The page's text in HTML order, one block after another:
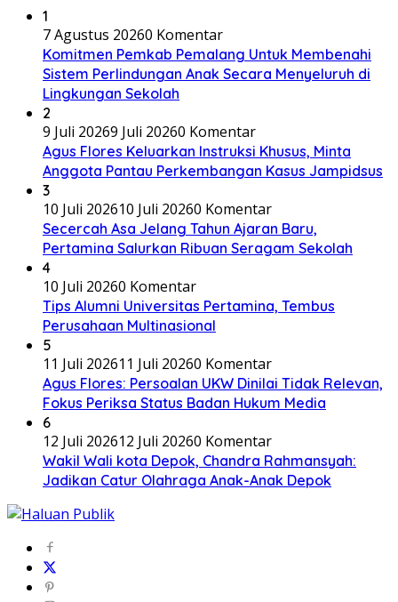
1
7 Agustus 20260 Komentar
Komitmen Pemkab Pemalang Untuk Membenahi
Sistem Perlindungan Anak Secara Menyeluruh di
Lingkungan Sekolah
2
9 Juli 20269 Juli 20260 Komentar
Agus Flores Keluarkan Instruksi Khusus, Minta
Anggota Pantau Perkembangan Kasus Jampidsus
3
10 Juli 202610 Juli 20260 Komentar
Secercah Asa Jelang Tahun Ajaran Baru,
Pertamina Salurkan Ribuan Seragam Sekolah
4
10 Juli 20260 Komentar
Tips Alumni Universitas Pertamina, Tembus
Perusahaan Multinasional
5
11 Juli 202611 Juli 20260 Komentar
Agus Flores: Persoalan UKW Dinilai Tidak Relevan,
Fokus Periksa Status Badan Hukum Media
6
12 Juli 202612 Juli 20260 Komentar
Wakil Wali kota Depok, Chandra Rahmansyah:
Jadikan Catur Olahraga Anak-Anak Depok